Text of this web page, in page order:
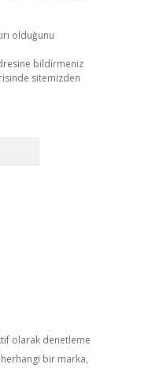
olduğunu
bildirmeniz
sitemizden
olarak denetleme
bir marka,